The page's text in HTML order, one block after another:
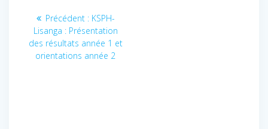
Navigation
l’article
Précédent : Article
précédent
:
KSPH-
Lisanga : Présentation
des résultats année 1 et
orientations année 2